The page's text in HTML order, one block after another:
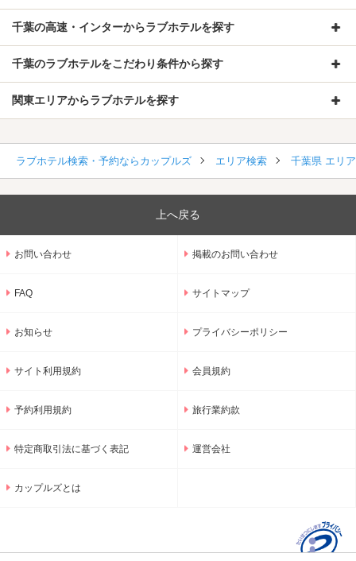
千葉の高速・インターからラブホテルを探す
千葉のラブホテルをこだわり条件から探す
関東エリアからラブホテルを探す
ラブホテル検索・予約ならカップルズ エリア検索 千葉県 エリ
上へ戻る
お問い合わせ 掲載のお問い合わせ
FAQ サイトマップ
お知らせ プライバシーポリシー
サイト利用規約 会員規約
予約利用規約 旅行業約款
特定商取引法に基づく表記 運営会社
カップルズとは